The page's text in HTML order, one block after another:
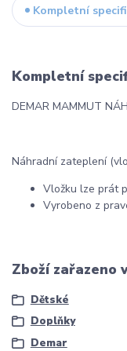
Kompletní
Kompletní
DEMAR MAMMUT
Náhradní zateplení
Vložku lze prát
Vyrobeno z
Zboží zařazeno
Dětské
Doplňky
Demar